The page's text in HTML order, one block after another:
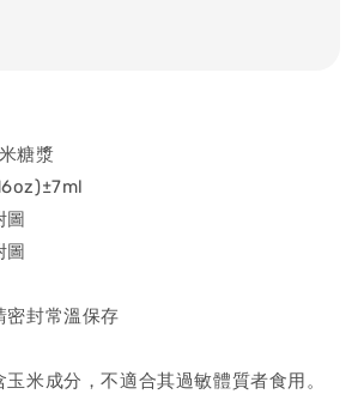
糖漿
圖
圖
密封常溫保存
米成分，不適合其過敏體質者食用。